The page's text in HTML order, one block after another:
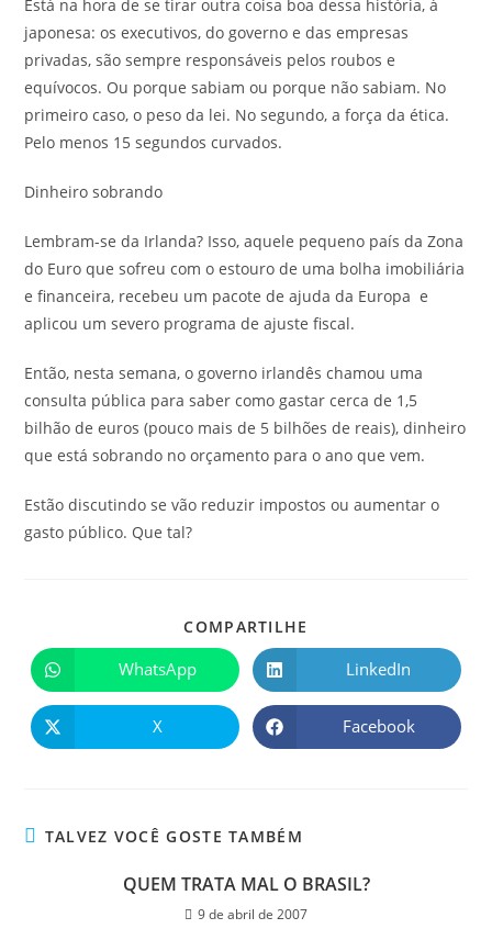
Está na hora de se tirar outra coisa boa dessa história, à
japonesa: os executivos, do governo e das empresas
privadas, são sempre responsáveis pelos roubos e
equívocos. Ou porque sabiam ou porque não sabiam. No
primeiro caso, o peso da lei. No segundo, a força da ética.
Pelo menos 15 segundos curvados.
Dinheiro sobrando
Lembram-se da Irlanda? Isso, aquele pequeno país da Zona
do Euro que sofreu com o estouro de uma bolha imobiliária
e financeira, recebeu um pacote de ajuda da Europa e
aplicou um severo programa de ajuste fiscal.
Então, nesta semana, o governo irlandês chamou uma
consulta pública para saber como gastar cerca de 1,5
bilhão de euros (pouco mais de 5 bilhões de reais), dinheiro
que está sobrando no orçamento para o ano que vem.
Estão discutindo se vão reduzir impostos ou aumentar o
gasto público. Que tal?
COMPARTILHE
WhatsApp LinkedIn
X Facebook
TALVEZ VOCÊ GOSTE TAMBÉM
QUEM TRATA MAL O BRASIL?
9 de abril de 2007